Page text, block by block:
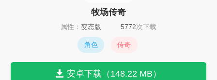
牧场传奇
属性： 变态版 5772次下载
角色 传奇
安卓下载（148.22 MB）